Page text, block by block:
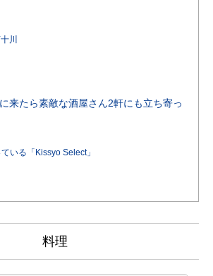
川
来たら素敵な酒屋さん2軒にも立ち寄っ
いる「Kissyo Select」
料理